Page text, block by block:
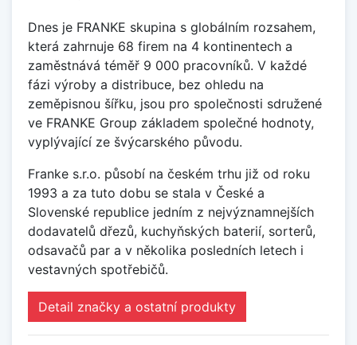
Dnes je FRANKE skupina s globálním rozsahem,
která zahrnuje 68 firem na 4 kontinentech a
zaměstnává téměř 9 000 pracovníků. V každé
fázi výroby a distribuce, bez ohledu na
zeměpisnou šířku, jsou pro společnosti sdružené
ve FRANKE Group základem společné hodnoty,
vyplývající ze švýcarského původu.
Franke s.r.o. působí na českém trhu již od roku
1993 a za tuto dobu se stala v České a
Slovenské republice jedním z nejvýznamnejších
dodavatelů dřezů, kuchyňských baterií, sorterů,
odsavačů par a v několika posledních letech i
vestavných spotřebičů.
Detail značky a ostatní produkty